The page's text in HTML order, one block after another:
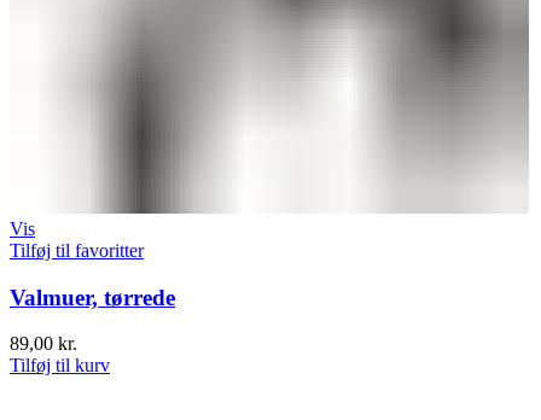
Vis
Tilføj til favoritter
Valmuer, tørrede
89,00 kr.
Tilføj til kurv